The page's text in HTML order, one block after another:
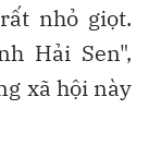
nhỏ giọt.
Hải Sen",
xã hội này